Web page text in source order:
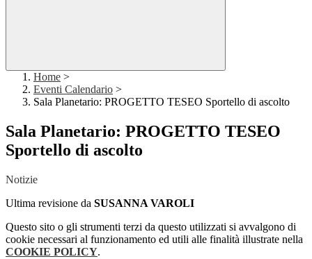
Home >
Eventi Calendario >
Sala Planetario: PROGETTO TESEO Sportello di ascolto
Sala Planetario: PROGETTO TESEO
Sportello di ascolto
Notizie
Ultima revisione da SUSANNA VAROLI
Questo sito o gli strumenti terzi da questo utilizzati si avvalgono di
cookie necessari al funzionamento ed utili alle finalità illustrate nella
COOKIE POLICY.